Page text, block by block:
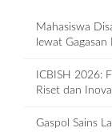
Mahasiswa
lewat
ICBISH 2026:
Riset dan
Gaspol Sains